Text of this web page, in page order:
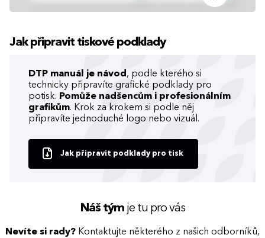
Jak připravit tiskové podklady
DTP manuál je návod , podle kterého si
technicky připravíte grafické podklady pro
potisk. Pomůže nadšencům i profesionálním
grafikům. Krok za krokem si podle něj
připravíte jednoduché logo nebo vizuál.
Jak připravit podklady pro tisk
Náš týmje tu pro vás
Nevíte si rady? Kontaktujte některého z našich odborníků,